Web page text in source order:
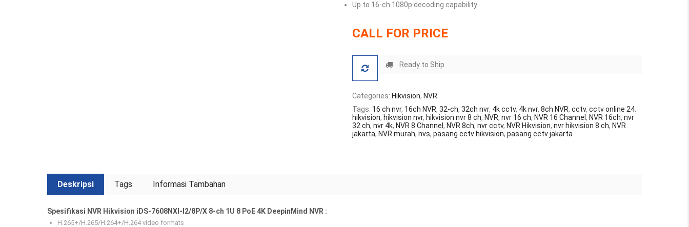
Up to 16-ch 1080p decoding capability
CALL FOR PRICE
Ready to Ship
Categories: Hikvision, NVR
Tags: 16 ch nvr, 16ch NVR, 32-ch, 32ch nvr, 4k cctv, 4k nvr, 8ch NVR, cctv, cctv online 24,
hikvision, hikvision nvr, hikvision nvr 8 ch, NVR, nvr 16 ch, NVR 16 Channel , NVR 16ch, nvr
32 ch, nvr 4k, NVR 8 Channel , NVR 8ch, nvr cctv, NVR Hikvision, nvr hikvision 8 ch, NVR
jakarta, NVR murah, nvs, pasang cctv hikvision, pasang cctv jakarta
Deskripsi Tags Informasi Tambahan
Spesifikasi NVR Hikvision iDS-7608NXI-I2/8P/X 8-ch 1U 8 PoE 4K DeepinMind NVR :
H.265+/H.265/H.264+/H.264 video formats